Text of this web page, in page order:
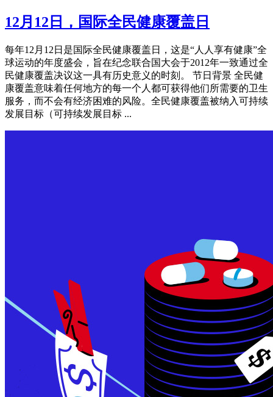
12月12日，国际全民健康覆盖日
每年12月12日是国际全民健康覆盖日，这是“人人享有健康”全
球运动的年度盛会，旨在纪念联合国大会于2012年一致通过全
民健康覆盖决议这一具有历史意义的时刻。 节日背景 全民健
康覆盖意味着任何地方的每一个人都可获得他们所需要的卫生
服务，而不会有经济困难的风险。全民健康覆盖被纳入可持续
发展目标（可持续发展目标 ...